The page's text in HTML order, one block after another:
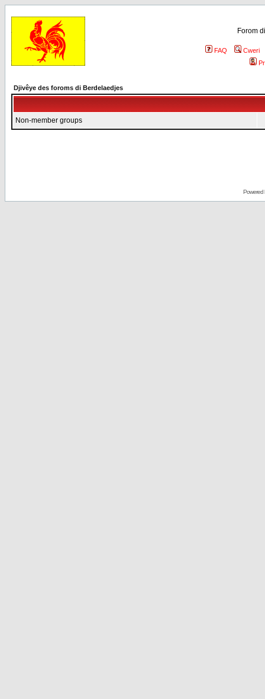
Forom
FAQ
Cweri
Djivêye des foroms di Berdelaedjes
Non-member groups
Powered